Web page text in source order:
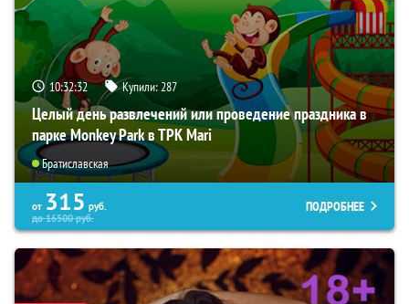
10:32:31 Купили:287
Целый день развлечений или проведение праздника в
парке Monkey Park в ТРК Mari
Братиславская
от 315 руб.
до16500руб.
ПОДРОБНЕЕ